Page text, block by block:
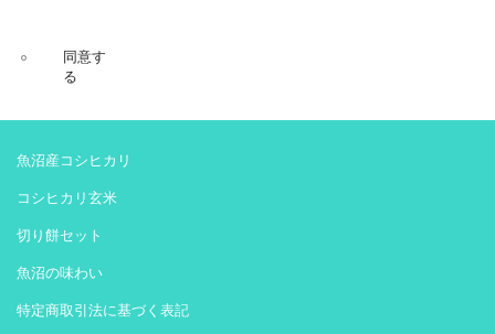
同意す
る
魚沼産コシヒカリ
コシヒカリ玄米
切り餅セット
魚沼の味わい
特定商取引法に基づく表記